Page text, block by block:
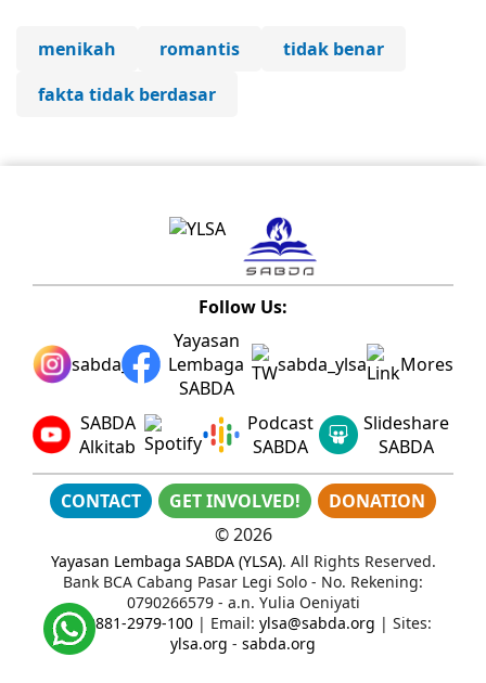
menikah romantis
tidak benar
fakta tidak berdasar
Follow Us:
sabda_ylsa
Yayasan
Lembaga
SABDA
sabda_ylsa Mores
SABDA
Alkitab
Podcast
SABDA
Slideshare
SABDA
CONTACT GET INVOLVED!
DONATION
©2026
Yayasan Lembaga SABDA (YLSA). All Rights Reserved.
Bank BCA Cabang Pasar Legi Solo - No. Rekening:
0790266579 - a.n. Yulia Oeniyati
WA:0881-2979-100| Email: ylsa@sabda.org | Sites:
ylsa.org - sabda.org